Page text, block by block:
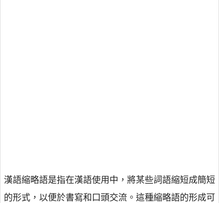
漢語縮略語是指在漢語使用中，將某些詞語縮短成簡短
的形式，以便於書寫和口頭交流。這種縮略語的形成可